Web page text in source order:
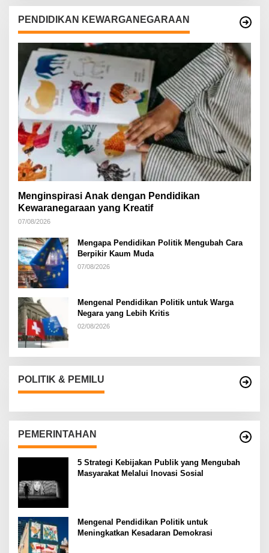
PENDIDIKAN KEWARGANEGARAAN
Menginspirasi Anak dengan Pendidikan
Kewaranegaraan yang Kreatif
07/08/2026
Mengapa Pendidikan Politik Mengubah Cara
Berpikir Kaum Muda
07/08/2026
Mengenal Pendidikan Politik untuk Warga
Negara yang Lebih Kritis
02/08/2026
POLITIK & PEMILU
PEMERINTAHAN
5 Strategi Kebijakan Publik yang Mengubah
Masyarakat Melalui Inovasi Sosial
Mengenal Pendidikan Politik untuk
Meningkatkan Kesadaran Demokrasi